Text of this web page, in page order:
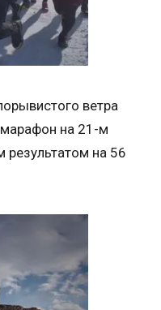
ветра
на 21-м
на 56